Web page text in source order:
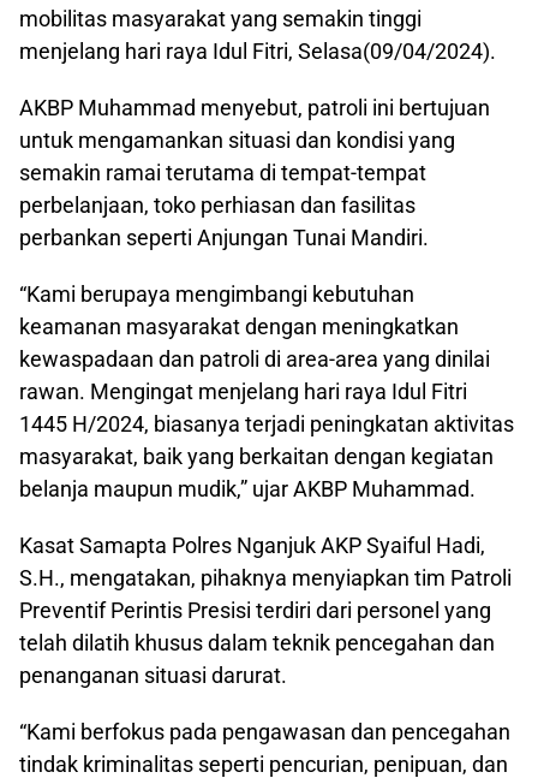
mobilitas masyarakat yang semakin tinggi
menjelang hari raya Idul Fitri, Selasa(09/04/2024).
AKBP Muhammad menyebut, patroli ini bertujuan
untuk mengamankan situasi dan kondisi yang
semakin ramai terutama di tempat-tempat
perbelanjaan, toko perhiasan dan fasilitas
perbankan seperti Anjungan Tunai Mandiri.
“Kami berupaya mengimbangi kebutuhan
keamanan masyarakat dengan meningkatkan
kewaspadaan dan patroli di area-area yang dinilai
rawan. Mengingat menjelang hari raya Idul Fitri
1445 H/2024, biasanya terjadi peningkatan aktivitas
masyarakat, baik yang berkaitan dengan kegiatan
belanja maupun mudik,” ujar AKBP Muhammad.
Kasat Samapta Polres Nganjuk AKP Syaiful Hadi,
S.H., mengatakan, pihaknya menyiapkan tim Patroli
Preventif Perintis Presisi terdiri dari personel yang
telah dilatih khusus dalam teknik pencegahan dan
penanganan situasi darurat.
“Kami berfokus pada pengawasan dan pencegahan
tindak kriminalitas seperti pencurian, penipuan, dan